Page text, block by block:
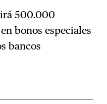
500.000
bonos especiales
bancos